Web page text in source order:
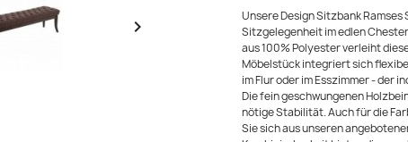

Unsere Design Sitzbank
Sitzgelegenheit im edlen
aus 100% Polyester verleiht
Möbelstück integriert sich
im Flur oder im Esszimmer - der
Die fein geschwungenen
nötige Stabilität. Auch für die
Sie sich aus unseren